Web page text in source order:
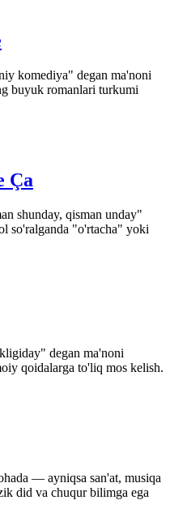
komediya" degan ma'noni
buyuk romanlari turkumi
Ça
shunday, qisman unday"
so'ralganda "o'rtacha" yoki
degan ma'noni
qoidalarga to'liq mos kelish.
— ayniqsa san'at, musiqa
did va chuqur bilimga ega